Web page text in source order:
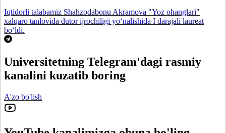
Iqtidorli talabamiz Shahzodabonu Akramova "Yoz ohanglari"
xalqaro tanlovida dutor ijrochiligi yo‘nalishida I darajali laureat
bo‘ldi.
Universitetning Telegram'dagi rasmiy
kanalini kuzatib boring
A'zo bo'lish